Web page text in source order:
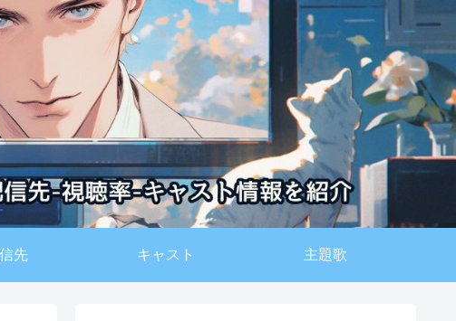
先 キャスト 主題歌